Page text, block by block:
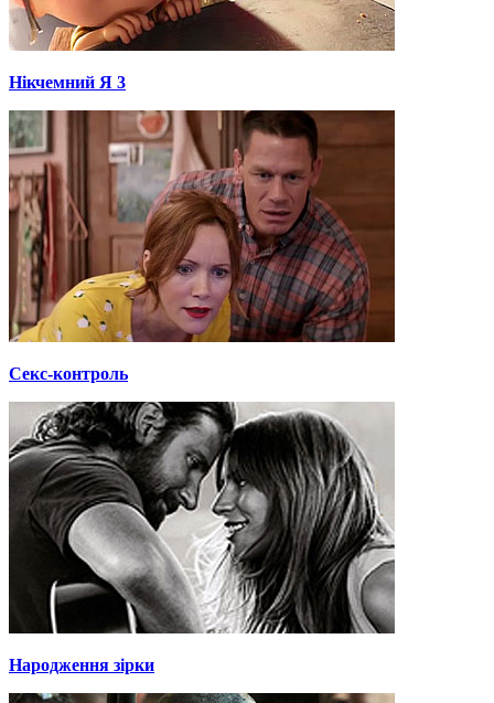
Нікчемний Я 3
Секс-контроль
Народження зірки